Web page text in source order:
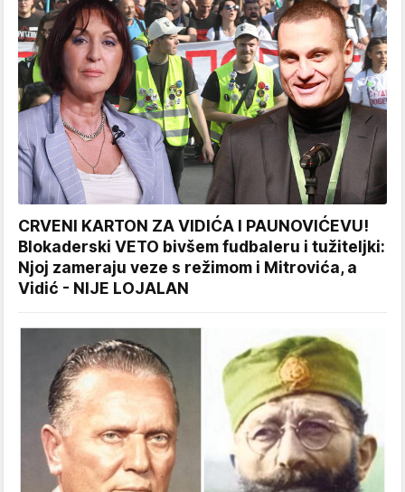
CRVENI KARTON ZA VIDIĆA I PAUNOVIĆEVU!
Blokaderski VETO bivšem fudbaleru i tužiteljki:
Njoj zameraju veze s režimom i Mitrovića, a
Vidić - NIJE LOJALAN